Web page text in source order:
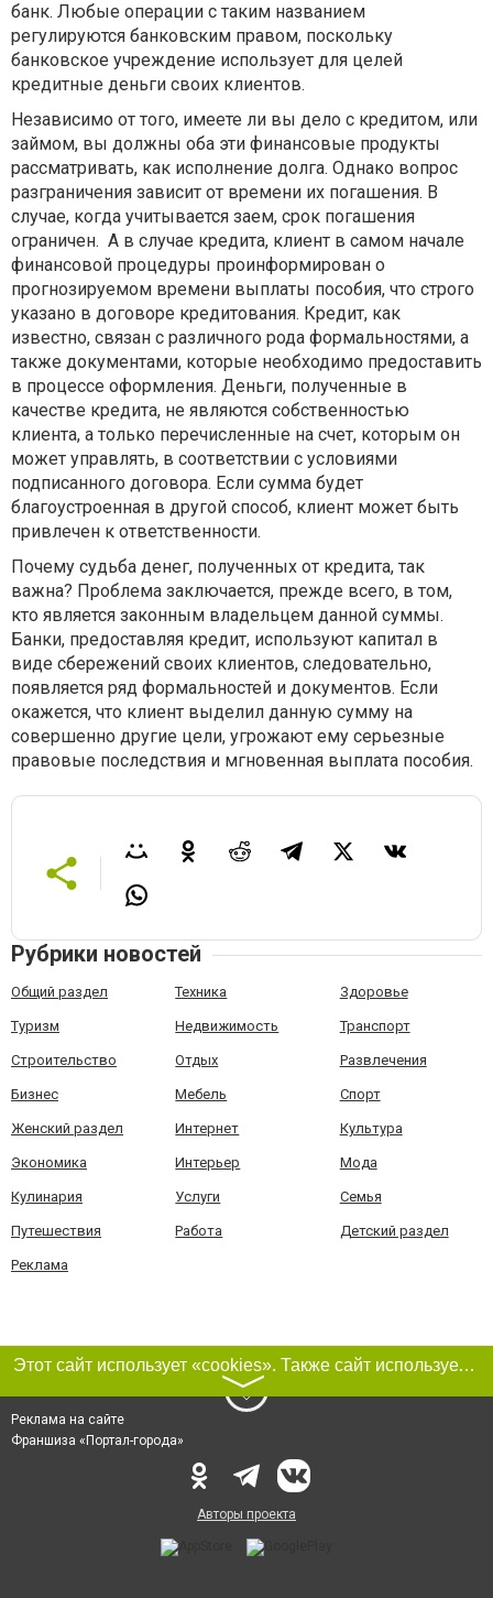
банк. Любые операции с таким названием
регулируются банковским правом, поскольку
банковское учреждение использует для целей
кредитные деньги своих клиентов.
Независимо от того, имеете ли вы дело с кредитом, или
займом, вы должны оба эти финансовые продукты
рассматривать, как исполнение долга. Однако вопрос
разграничения зависит от времени их погашения. В
случае, когда учитывается заем, срок погашения
ограничен. А в случае кредита, клиент в самом начале
финансовой процедуры проинформирован о
прогнозируемом времени выплаты пособия, что строго
указано в договоре кредитования. Кредит, как
известно, связан с различного рода формальностями, а
также документами, которые необходимо предоставить
в процессе оформления. Деньги, полученные в
качестве кредита, не являются собственностью
клиента, а только перечисленные на счет, которым он
может управлять, в соответствии с условиями
подписанного договора. Если сумма будет
благоустроенная в другой способ, клиент может быть
привлечен к ответственности.
Почему судьба денег, полученных от кредита, так
важна? Проблема заключается, прежде всего, в том,
кто является законным владельцем данной суммы.
Банки, предоставляя кредит, используют капитал в
виде сбережений своих клиентов, следовательно,
появляется ряд формальностей и документов. Если
окажется, что клиент выделил данную сумму на
совершенно другие цели, угрожают ему серьезные
правовые последствия и мгновенная выплата пособия.
Рубрики новостей
Общий раздел Техника Здоровье
Туризм Недвижимость Транспорт
Строительство Отдых Развлечения
Бизнес Мебель Спорт
Женский раздел Интернет Культура
Экономика Интерьер Мода
Кулинария Услуги Семья
Путешествия Работа Детский раздел
Реклама
Этот сайт использует «cookies». Также сайт использует интернет-сервис для сбора технических данных касательно посетителей с целью получения маркетинговой и статистической информации. Условия обработки данных посетителей сайта см.
〉
Реклама на сайте
Франшиза «Портал-города»
Авторы проекта